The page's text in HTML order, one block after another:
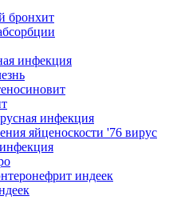
бронхит
инфекция
инфекция
яйценоскости '76 вирус
индеек